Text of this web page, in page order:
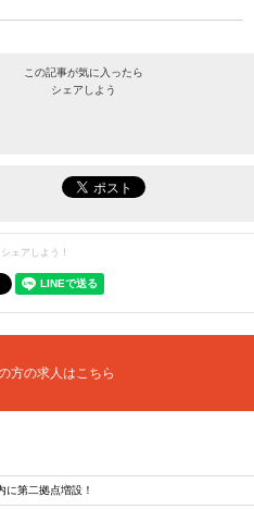
この記事が気に入ったら
シェアしよう
最新情報をお届けします。
ェアしよう！
方の求人はこちら
に第二拠点増設！